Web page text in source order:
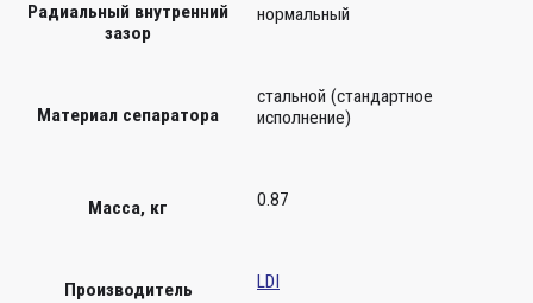
Радиальный внутренний
зазор
нормальный
Материал сепаратора
стальной (стандартное
исполнение)
Масса, кг 0.87
Производитель LDI